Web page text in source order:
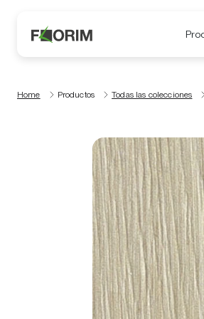
Home Productos Todas las colecciones